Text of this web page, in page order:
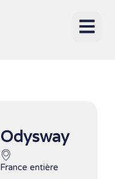
Odysway
France entière